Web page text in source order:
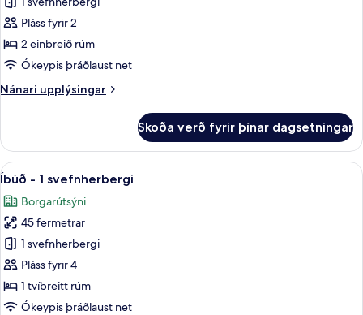
rúm
herbergi
-
2
einbreið
rúm
Pláss fyrir 2
2 einbreið rúm
Ókeypis þráðlaust net
Nánari upplýsingar
Nánari
herbergi
2
rúm
Skoða verð fyrir þínar dagsetningar
Skoða
allar
myndir
fyrir
Íbúð
-
1
svefnherbergi
Íbúð - 1 svefnherbergi | Míníbar,
9
Íbúð - 1 svefnherbergi
Borgarútsýni
45 fermetrar
1 svefnherbergi
Pláss fyrir 4
1 tvíbreitt rúm
Ókeypis þráðlaust net